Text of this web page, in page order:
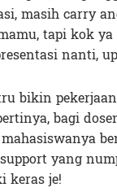
masih carry
tapi kok
nanti,
bikin
bagi
yang
keras je!